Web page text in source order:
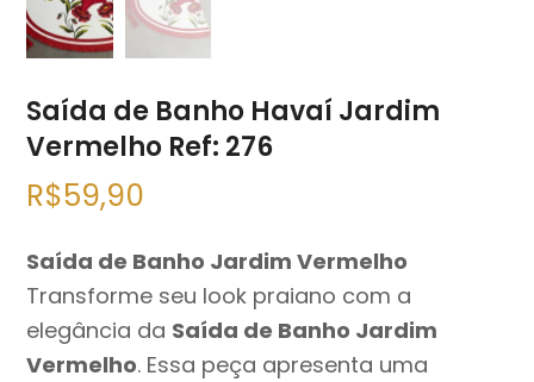
Saída de Banho Havaí Jardim
Vermelho Ref: 276
R$59,90
Saída de Banho Jardim Vermelho
Transforme seu look praiano com a
elegância da Saída de Banho Jardim
Vermelho. Essa peça apresenta uma